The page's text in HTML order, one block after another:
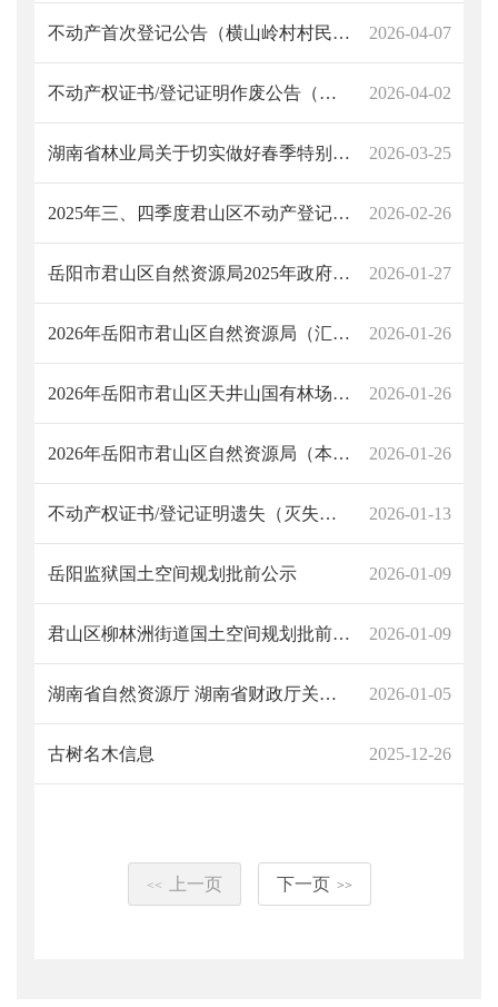
不动产首次登记公告（横山岭村村民委员会） 2026-04-07
不动产权证书/登记证明作废公告（徐树香） 2026-04-02
湖南省林业局关于切实做好春季特别是“清明”期间森林防火工作的通知 2026-03-25
2025年三、四季度君山区不动产登记业务统计数据表 2026-02-26
岳阳市君山区自然资源局2025年政府信息公开工作年度报告 2026-01-27
2026年岳阳市君山区自然资源局（汇总）部门预算公开 2026-01-26
2026年岳阳市君山区天井山国有林场岳阳市君山区天井山森林公园管理委员会部门预算公开 2026-01-26
2026年岳阳市君山区自然资源局（本级）部门预算公开 2026-01-26
不动产权证书/登记证明遗失（灭失）声明（黄挺） 2026-01-13
岳阳监狱国土空间规划批前公示 2026-01-09
君山区柳林洲街道国土空间规划批前公示 2026-01-09
湖南省自然资源厅 湖南省财政厅关于印发《湖南省地质灾害防治项目及资金管理办法》的通知 2026-01-05
古树名木信息 2025-12-26
<< 上一页 下一页 >>